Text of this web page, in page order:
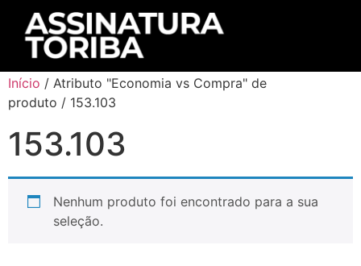
Início / Atributo "Economia vs Compra" de
produto / 153.103
153.103
Nenhum produto foi encontrado para a sua
seleção.